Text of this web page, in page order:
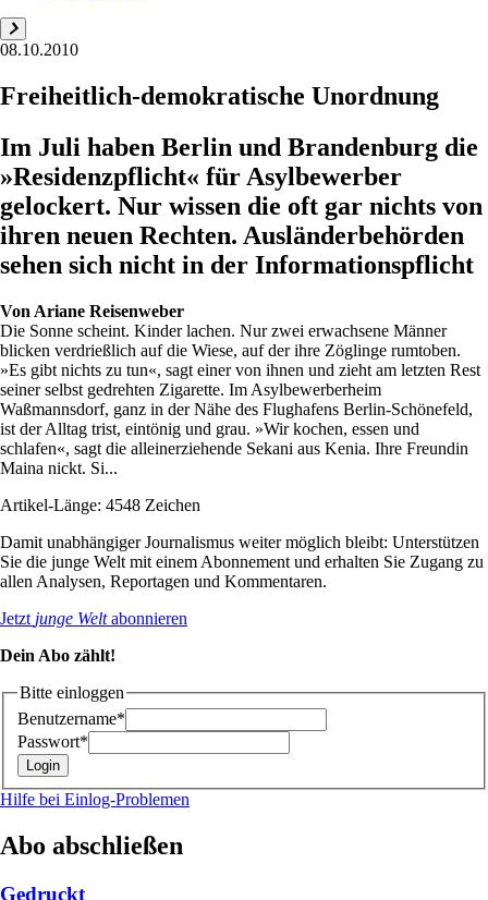
08.10.2010
Freiheitlich-demokratische Unordnung
Im Juli haben Berlin und Brandenburg die
»Residenzpflicht« für Asylbewerber
gelockert. Nur wissen die oft gar nichts von
ihren neuen Rechten. Ausländerbehörden
sehen sich nicht in der Informationspflicht
Von Ariane Reisenweber
Die Sonne scheint. Kinder lachen. Nur zwei erwachsene Männer
blicken verdrießlich auf die Wiese, auf der ihre Zöglinge rumtoben.
»Es gibt nichts zu tun«, sagt einer von ihnen und zieht am letzten Rest
seiner selbst gedrehten Zigarette. Im Asylbewerberheim
Waßmannsdorf, ganz in der Nähe des Flughafens Berlin-Schönefeld,
ist der Alltag trist, eintönig und grau. »Wir kochen, essen und
schlafen«, sagt die alleinerziehende Sekani aus Kenia. Ihre Freundin
Maina nickt. Si...
Artikel-Länge: 4548 Zeichen
Damit unabhängiger Journalismus weiter möglich bleibt: Unterstützen
Sie die junge Welt mit einem Abonnement und erhalten Sie Zugang zu
allen Analysen, Reportagen und Kommentaren.
Jetzt junge Weltabonnieren
Dein Abo zählt!
Bitte einloggen
Benutzername*
Passwort*
Hilfe bei Einlog-Problemen
Abo abschließen
Gedruckt